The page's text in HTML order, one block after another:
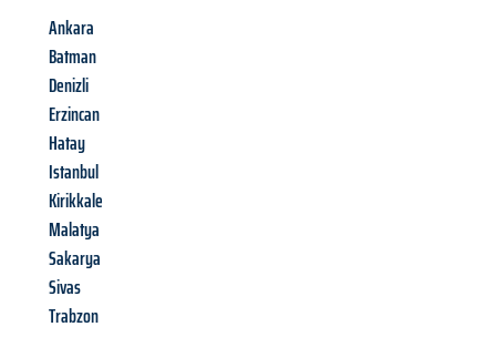
Ankara
Batman
Denizli
Erzincan
Hatay
Istanbul
Kirikkale
Malatya
Sakarya
Sivas
Trabzon